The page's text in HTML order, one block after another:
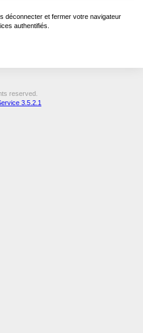
déconnecter et fermer votre navigateur
authentifiés.
reserved.
3.5.2.1